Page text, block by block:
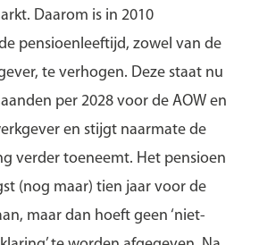
Daarom is in 2010
pensioenleeftijd, zowel van de
te verhogen. Deze staat nu
per 2028 voor de AOW en
en stijgt naarmate de
verder toeneemt. Het pensioen
(nog maar) tien jaar voor de
maar dan hoeft geen ‘niet-